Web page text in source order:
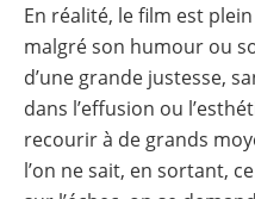
En réalité, le film est
malgré son humour ou
d’une grande justesse,
dans l’effusion ou
recourir à de grands
l’on ne sait, en sortant,